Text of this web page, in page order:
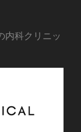
内科クリニッ